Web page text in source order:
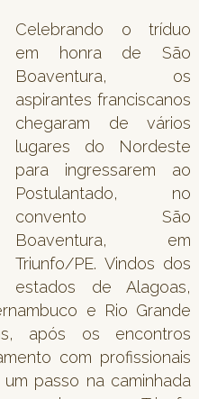
Celebrando o tríduo
em honra de São
Boaventura, os
aspirantes franciscanos
chegaram de vários
lugares do Nordeste
para ingressarem ao
Postulantado, no
convento São
Boaventura, em
Triunfo/PE. Vindos dos
estados de Alagoas,
e Rio Grande
após os encontros
com profissionais
passo na caminhada